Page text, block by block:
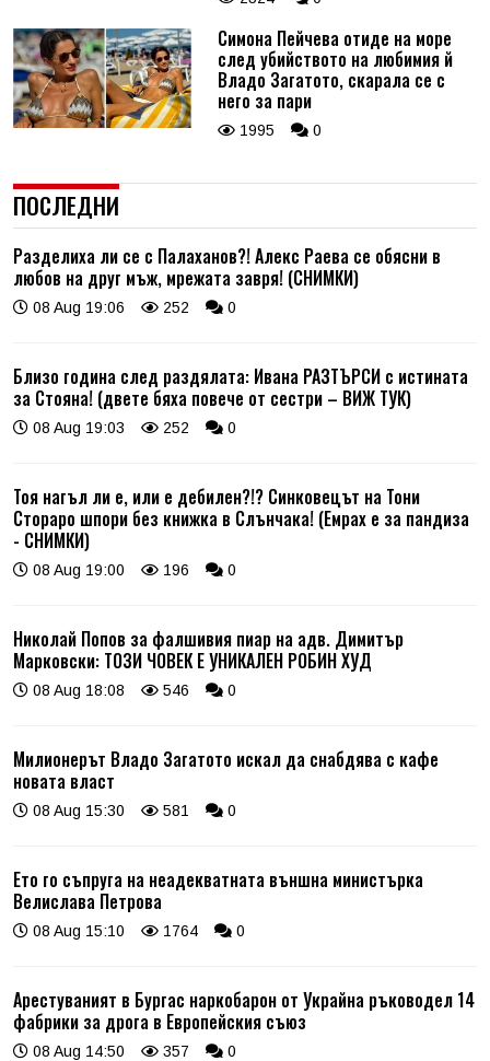
Симона Пейчева отиде на море
след убийството на любимия й
Владо Загатото, скарала се с
него за пари
1995 0
ПОСЛЕДНИ
Разделиха ли се с Палаханов?! Алекс Раева се обясни в
любов на друг мъж, мрежата завря! (СНИМКИ)
08 Aug 19:06 252 0
Близо година след раздялата: Ивана РАЗТЪРСИ с истината
за Стояна! (двете бяха повече от сестри – ВИЖ ТУК)
08 Aug 19:03 252 0
Тоя нагъл ли е, или е дебилен?!? Синковецът на Тони
Стораро шпори без книжка в Слънчака! (Емрах е за пандиза
- СНИМКИ)
08 Aug 19:00 196 0
Николай Попов за фалшивия пиар на адв. Димитър
Марковски: ТОЗИ ЧОВЕК Е УНИКАЛЕН РОБИН ХУД
08 Aug 18:08 546 0
Милионерът Владо Загатото искал да снабдява с кафе
новата власт
08 Aug 15:30 581 0
Ето го съпруга на неадекватната външна министърка
Велислава Петрова
08 Aug 15:10 1764 0
Арестуваният в Бургас наркобарон от Украйна ръководел 14
фабрики за дрога в Европейския съюз
08 Aug 14:50 357 0